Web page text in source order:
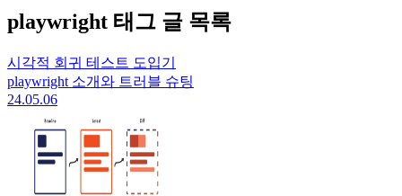
playwright 태그 글 목록
시각적 회귀 테스트 도입기
playwright 소개와 트러블 슈팅
24.05.06